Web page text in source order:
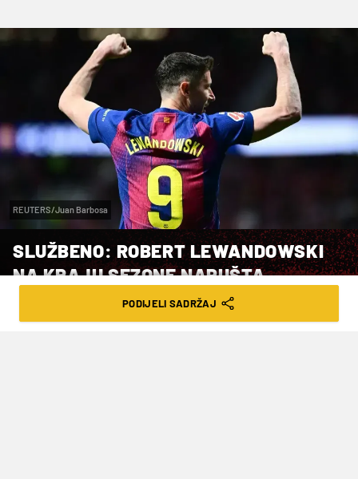
REUTERS/Juan Barbosa
SLUŽBENO: ROBERT LEWANDOWSKI
NA KRAJU SEZONE NAPUŠTA
BARCELONU!PODIJELI SADRŽAJ